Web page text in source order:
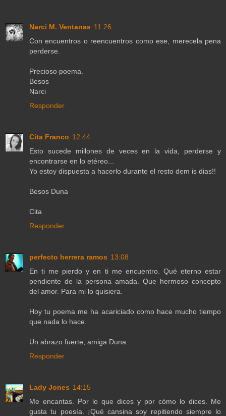
Narci M. Ventanas 11:26
Con encuentros o reencuentros como ese, merecela pena
perderse.
Precioso poema.
Besos
Narci
Responder
Cita Franco 12:44
Esto sucede millones de veces en la vida, perderse y
encontrarse en lo etéreo...
Yo estoy dispuesta a hacerlo durante el resto dem is dias!!
Besos Duna
Cita
Responder
perfecto herrera ramos 13:08
En ti me pierdo y en ti me encuentro. Qué eterno estar
pendiente de la persona amada. Que hermoso concepto
del amor. Para mi lo quisiera.
Hoy tu poema me ha acariciado como hace mucho tiempo
que nada lo hace.
Un abrazo fuerte, amiga Duna.
Responder
Lady Jones 14:15
Me encantas. Por lo que dices y por cómo lo dices. Me
gusta tu poesía. ¡Qué cansina soy repitiendo siempre lo